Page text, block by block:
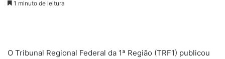
1 minuto de leitura
O Tribunal Regional Federal da 1ª Região (TRF1) publicou